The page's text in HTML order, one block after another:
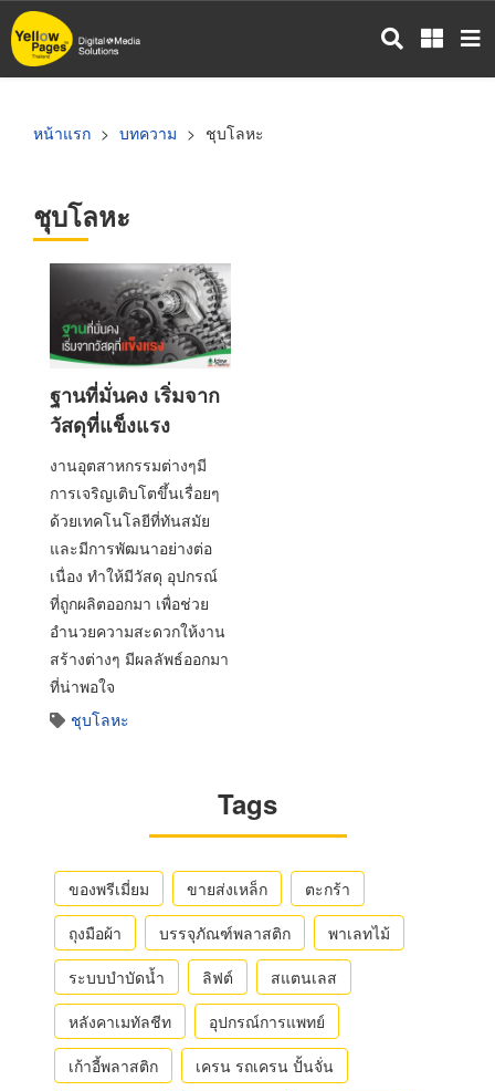
ข้าม
ไป
หน้าแรก บทความ ชุบโลหะ
ชุบโลหะ
ฐานที่มั่นคง เริ่มจาก
วัสดุที่แข็งแรง
งานอุตสาหกรรมต่างๆมี
การเจริญเติบโตขึ้นเรื่อยๆ
ด้วยเทคโนโลยีที่ทันสมัย
และมีการพัฒนาอย่างต่อ
เนื่อง ทำให้มีวัสดุ อุปกรณ์
ที่ถูกผลิตออกมา เพื่อช่วย
อำนวยความสะดวกให้งาน
สร้างต่างๆ มีผลลัพธ์ออกมา
ที่น่าพอใจ
ชุบโลหะ
Tags
ของพรีเมี่ยม ขายส่งเหล็ก
ตะกร้า
ถุงมือผ้า
บรรจุภัณฑ์พลาสติก
พาเลทไม้
ระบบบำบัดน้ำ
ลิฟต์
สแตนเลส
หลังคาเมทัลชีท
อุปกรณ์การแพทย์
เก้าอี้พลาสติก
เครน รถเครน ปั้นจั่น